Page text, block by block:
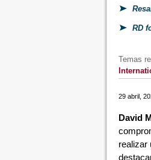
RD
Temas
29 abril,
David
realizar